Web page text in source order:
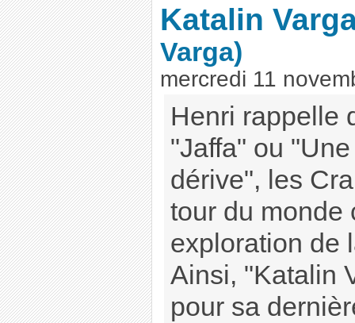
Katalin
Varga)
mercredi 11
Henri rappelle
"Jaffa" ou
dérive", les
tour du monde
exploration de
Ainsi, "Katalin
pour sa